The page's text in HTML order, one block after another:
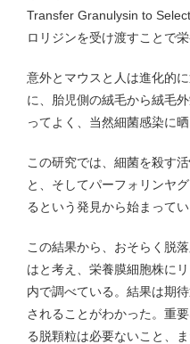
Transfer Granulysin to
ロリジンを受け渡すことで
意外とマウスと人は進化的
に、胎児側の絨毛から絨毛
ってよく、当然細菌感染に
この研究では、細菌を殺す
と、そしてパーフォリンヤ
るという発見から始まってい
この結果から、おそらく脱
はと考え、栄養膜細胞株に
内で調べている。結果は期
されることがわかった。重
る脱顆粒は必要ないこと、